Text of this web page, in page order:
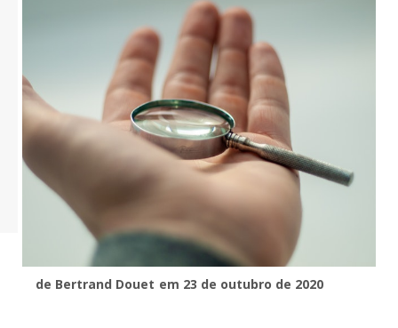
de Bertrand Douet em 23 de outubro de 2020